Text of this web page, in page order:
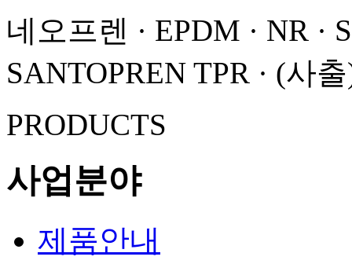
네오프렌 · EPDM · NR ·
SANTOPREN TPR · (사
PRODUCTS
사업분야
제품안내